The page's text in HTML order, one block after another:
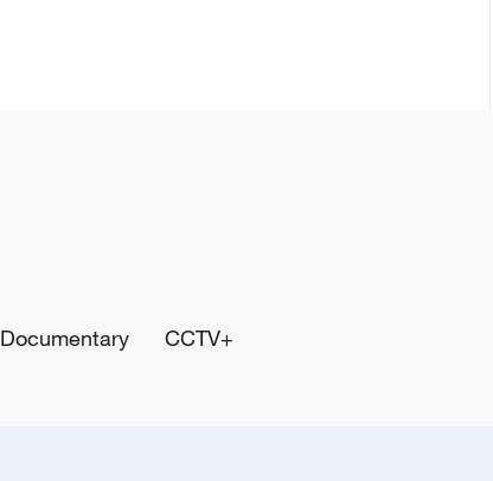
Documentary CCTV+